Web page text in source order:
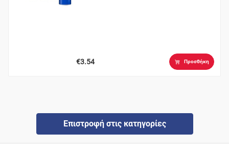
€3.54 Προσθήκη
Επιστροφή στις κατηγορίες